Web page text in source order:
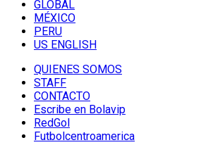
GLOBAL
MÉXICO
PERU
US ENGLISH
QUIENES SOMOS
STAFF
CONTACTO
Escribe en Bolavip
RedGol
Futbolcentroamerica